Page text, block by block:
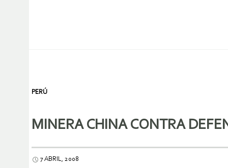
PERÚ
MINERA CHINA CONTRA
7 ABRIL, 2008